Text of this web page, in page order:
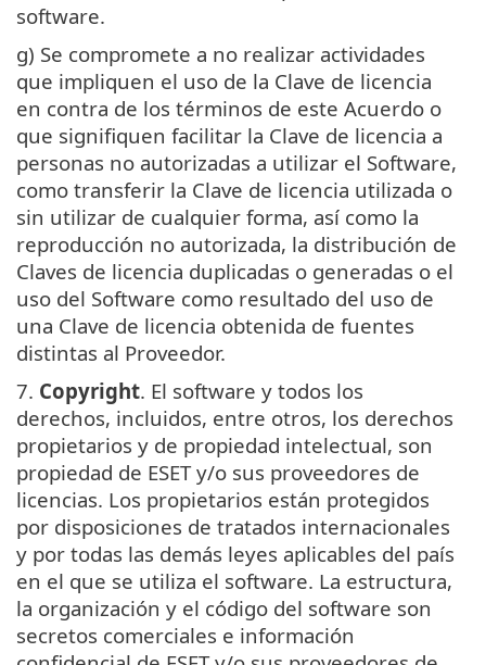
software.
g) Se compromete a no realizar actividades
que impliquen el uso de la Clave de licencia
en contra de los términos de este Acuerdo o
que signifiquen facilitar la Clave de licencia a
personas no autorizadas a utilizar el Software,
como transferir la Clave de licencia utilizada o
sin utilizar de cualquier forma, así como la
reproducción no autorizada, la distribución de
Claves de licencia duplicadas o generadas o el
uso del Software como resultado del uso de
una Clave de licencia obtenida de fuentes
distintas al Proveedor.
7. Copyright. El software y todos los
derechos, incluidos, entre otros, los derechos
propietarios y de propiedad intelectual, son
propiedad de ESET y/o sus proveedores de
licencias. Los propietarios están protegidos
por disposiciones de tratados internacionales
y por todas las demás leyes aplicables del país
en el que se utiliza el software. La estructura,
la organización y el código del software son
secretos comerciales e información